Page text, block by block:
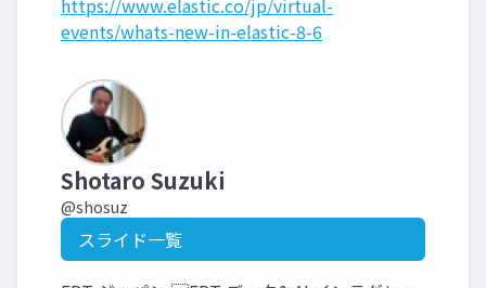
https://www.elastic.co/jp/virtual-
events/whats-new-in-elastic-8-6
Shotaro Suzuki
@shosuz
スライド一覧